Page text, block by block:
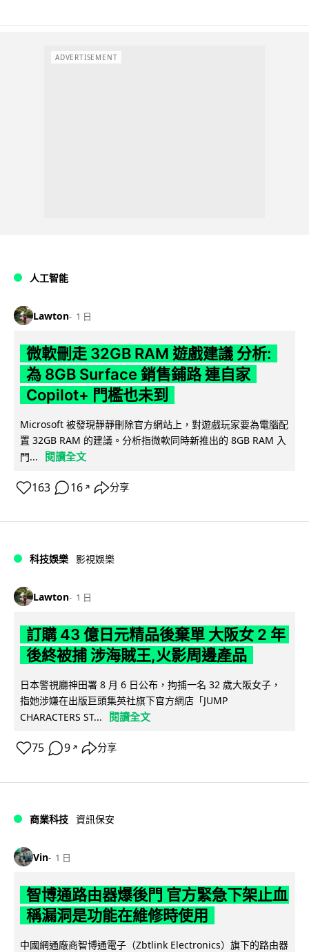
ADVERTISEMENT
人工智能
Lawton 1 日
微軟刪走 32GB RAM 遊戲建議 分析:
為 8GB Surface 銷售鋪路 連自家
Copilot+ 門檻也未到
Microsoft 被發現靜靜刪除官方網站上，對遊戲玩家要為電腦配
置 32GB RAM 的建議。分析指微軟同時新推出的 8GB RAM 入
門...
閱讀全文
163 16 ↗ 分享
科技娛樂 影視娛樂
Lawton 1 日
訂購 43 億日元精品後棄單 大阪女 2 年
後終被捕 涉海賊王,火影周邊產品
日本警視廳神田署 8 月 6 日公布，拘捕一名 32 歲大阪女子，
指她涉嫌在出版巨頭集英社旗下官方網店「JUMP
CHARACTERS ST...
閱讀全文
75 9 ↗ 分享
商業科技 資訊保安
Vin 1 日
智博通路由器爆後門 官方緊急下架止血
稱漏洞是功能在維修時使用
中國網通廠商智博通電子（Zbtlink Electronics）旗下的路由器